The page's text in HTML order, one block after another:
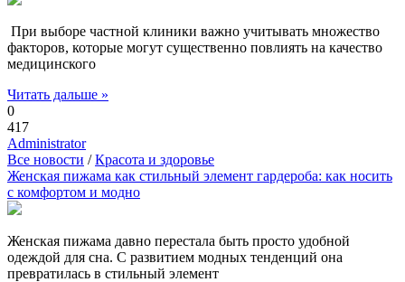
При выборе частной клиники важно учитывать множество
факторов, которые могут существенно повлиять на качество
медицинского
Читать дальше »
0
417
Administrator
Все новости /Красота и здоровье
Женская пижама как стильный элемент гардероба: как носить
с комфортом и модно
Женская пижама давно перестала быть просто удобной
одеждой для сна. С развитием модных тенденций она
превратилась в стильный элемент